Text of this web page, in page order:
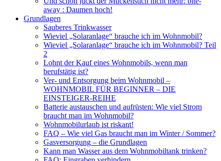
away : Daumen hoch!
Grundlagen
Sauberes Trinkwasser
Wieviel „Solaranlage“ brauche ich im Wohnmobil?
Wieviel „Solaranlage“ brauche ich im Wohnmobil? Teil
2
Lohnt der Kauf eines Wohnmobils, wenn man
berufstätig ist?
Ver- und Entsorgung beim Wohnmobil –
WOHNMOBIL FÜR BEGINNER – DIE
EINSTEIGER-REIHE
Batterie austauschen und aufrüsten: Wie viel Strom
braucht man im Wohnmobil?
Wohnmobilurlaub ist riskant!
FAQ – Wie viel Gas braucht man im Winter / Sommer?
Gasversorgung – die Grundlagen
Kann man Wasser aus dem Wohnmobiltank trinken?